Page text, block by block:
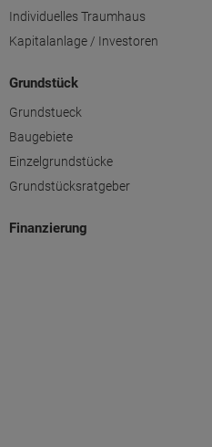
Individuelles Traumhaus
Kapitalanlage / Investoren
Grundstück
Grundstueck
Baugebiete
Einzelgrundstücke
Grundstücksratgeber
Finanzierung